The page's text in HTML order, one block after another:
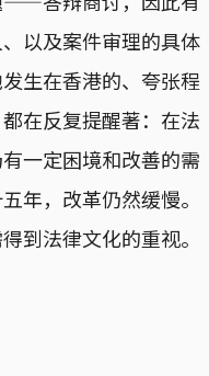
以及案件审理的具体
生在香港的、夸张程
在反复提醒著：在法
一定困境和改善的需
年，改革仍然缓慢。
到法律文化的重视。